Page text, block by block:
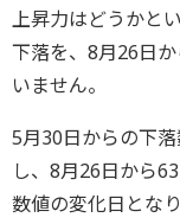
上昇力はどうかと
下落を、8月26日
いません。
5月30日からの下
し、8月26日から
数値の変化日となり